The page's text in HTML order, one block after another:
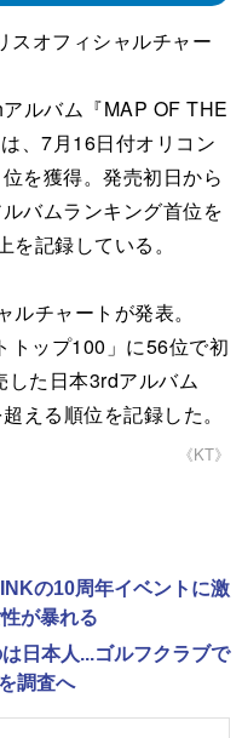
オフィシャルチャー
ルバム『MAP OF THE
、7月16日付オリコン
を獲得。発売初日から
バムランキング首位を
記録している。
チャートが発表。
トップ100」に56位で初
た日本3rdアルバム
える順位を記録した。
《KT》
の10周年イベントに激
が暴れる
日本人...ゴルフクラブで
調査へ